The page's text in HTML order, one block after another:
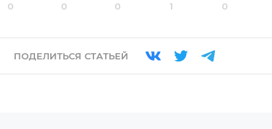
0 0 0 1 0
ПОДЕЛИТЬСЯ СТАТЬЕЙ